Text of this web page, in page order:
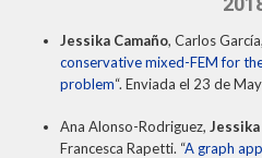
Jessika Camaño, Carlos
conservative mixed-FEM for
problem“. Enviada el 23 de
Ana Alonso-Rodriguez, Jessika
Francesca Rapetti. “A graph